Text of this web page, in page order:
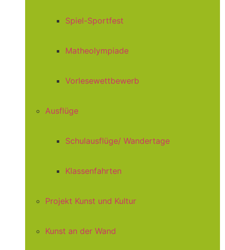
Spiel-Sportfest
Matheolympiade
Vorlesewettbewerb
Ausflüge
Schulausflüge/ Wandertage
Klassenfahrten
Projekt Kunst und Kultur
Kunst an der Wand